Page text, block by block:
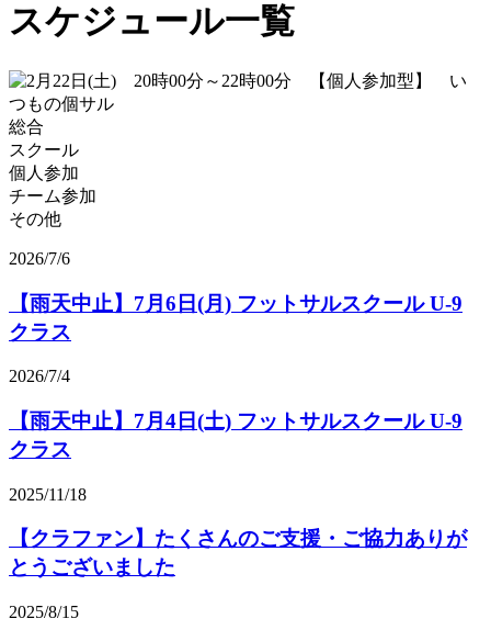
スケジュール一覧
総合
スクール
個人参加
チーム参加
その他
2026/7/6
【雨天中止】7月6日(月) フットサルスクール U-9
クラス
2026/7/4
【雨天中止】7月4日(土) フットサルスクール U-9
クラス
2025/11/18
【クラファン】たくさんのご支援・ご協力ありが
とうございました
2025/8/15